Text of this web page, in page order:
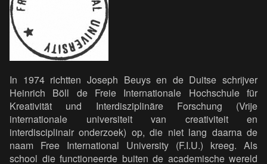
In 1974 richtten Joseph Beuys en de Duitse schrijver
Heinrich Böll de Freie Internationale Hochschule für
Kreativität und Interdisziplinäre Forschung (Vrije
internationale universiteit van creativiteit en
interdisciplinair onderzoek) op, die niet lang daarna de
naam Free International University (F.I.U.) kreeg. Als
school die functioneerde buiten de academische wereld